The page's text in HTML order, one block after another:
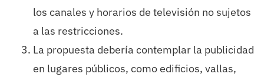
los canales y horarios de televisión no sujetos
a las restricciones.
La propuesta debería contemplar la publicidad
en lugares públicos, como edificios, vallas,